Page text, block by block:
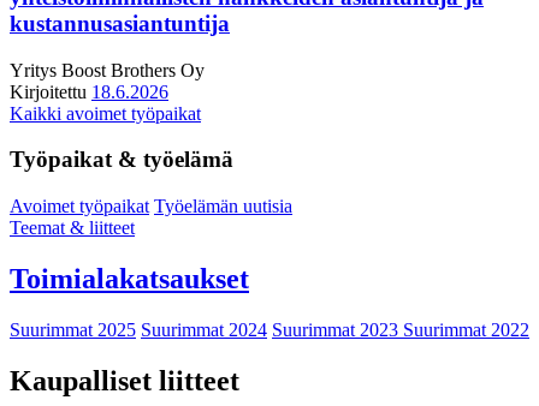
kustannusasiantuntija
Yritys Boost Brothers Oy
Kirjoitettu 18.6.2026
Kaikki avoimet työpaikat
Työpaikat & työelämä
Avoimet työpaikat Työelämän uutisia
Teemat & liitteet
Toimialakatsaukset
Suurimmat 2025 Suurimmat 2024 Suurimmat 2023 Suurimmat 2022
Kaupalliset liitteet